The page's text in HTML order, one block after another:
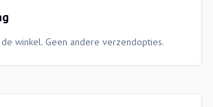
winkel. Geen andere verzendopties.